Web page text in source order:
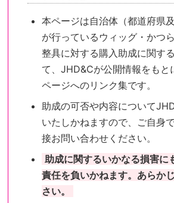
本ページは自治体（都道府県
が行っているウィッグ・かつ
整具に対する購入助成に関す
て、JHD&Cが公開情報をもと
ページへのリンク集です。
助成の可否や内容について
いたしかねますので、ご自身
接お問い合わせください。
助成に関するいかなる損害に
責任を負いかねます。あらか
さい。